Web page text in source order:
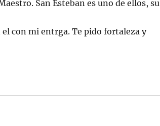
San Esteban es uno de ellos, su
el con mi entrga. Te pido fortaleza y